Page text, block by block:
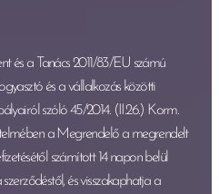
és a Tanács 2011/83/EU számú
és a vállalkozás közötti
szóló 45/2014. (II.26.) Korm.
a Megrendelő a megrendelt
számított 14 napon belül
és visszakaphatja a